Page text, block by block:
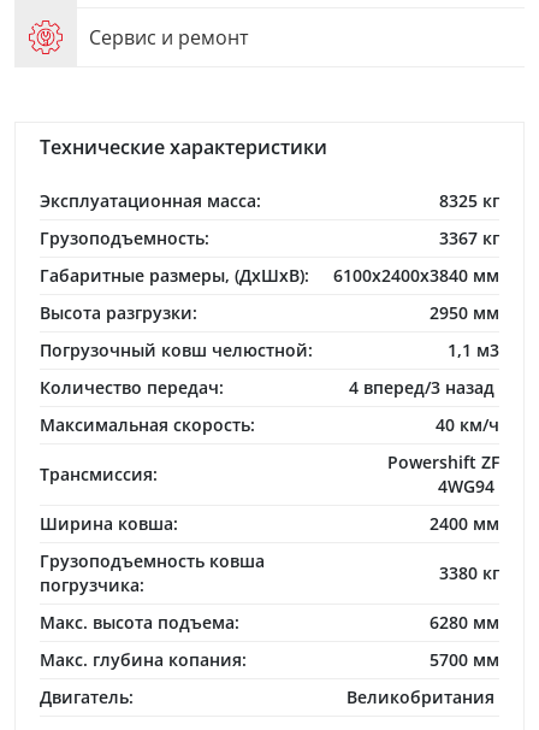
Сервис и ремонт
Технические характеристики
Эксплуатационная масса:
8325 кг
Грузоподъемность:
3367 кг
Габаритные размеры, (ДхШхВ):
6100х2400х3840 мм
Высота разгрузки:
2950 мм
Погрузочный ковш челюстной:
1,1 м3
Количество передач:
4 вперед/3 назад
Максимальная скорость:
40 км/ч
Трансмиссия:
Powershift ZF
4WG94
Ширина ковша:
2400 мм
Грузоподъемность ковша
погрузчика:
3380 кг
Макс. высота подъема:
6280 мм
Макс. глубина копания:
5700 мм
Двигатель:
Великобритания